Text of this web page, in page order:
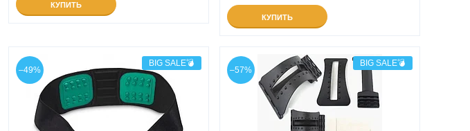
КУПИТЬ
КУПИТЬ
BIG SALE💣
–49%
BIG SALE💣
–57%